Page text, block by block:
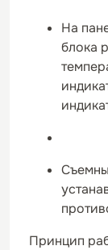
На
блока
Принцип